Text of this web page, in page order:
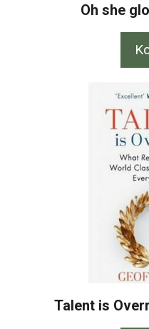
Oh she
Talent is